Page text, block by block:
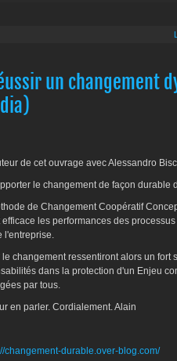
un changement
de cet ouvrage avec Alessandro
le changement de façon durable
de Changement Coopératif
les performances des
l'entreprise.
changement ressentiront alors un fort
dans la protection d'un Enjeu
par tous.
en parler. Cordialement. Alain
changement-durable.over-blog.com/